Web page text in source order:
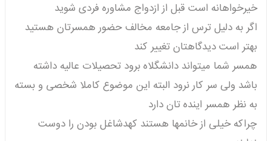
خیرخواهانه است قبل از ازدواج مشاوره فردی شوید
اگر به دلیل ترس از جامعه مخالف حضور همسرتان هستید
بهتر است دیدگاهتان تغییر کند
همسر شما میتواند دانشگلاه برود تحصیلات عالیه داشته
باشد ولی سر کار نرود البته این موضوع کاملا شخصی و بسته
به نظر همسر اینده تان دارد
چراکه خیلی از خانمها هستند کهدشاغل بودن را دوست